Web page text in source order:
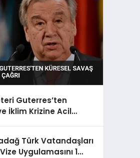
Guterres’ten
İklim Krizine Acil
Türk Vatandaşları
Uygulamasını 1